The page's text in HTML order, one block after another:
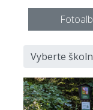
Vyberte